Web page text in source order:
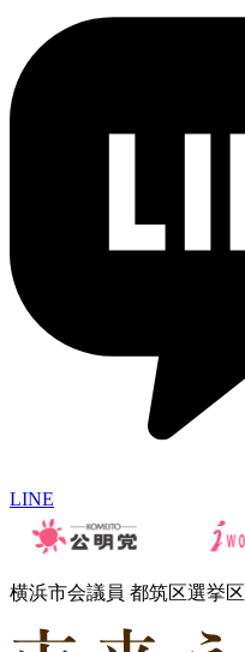
LINE
横浜市会議員 都筑区選挙区